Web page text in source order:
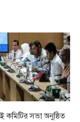
কমিটির সভা অনুষ্ঠিত